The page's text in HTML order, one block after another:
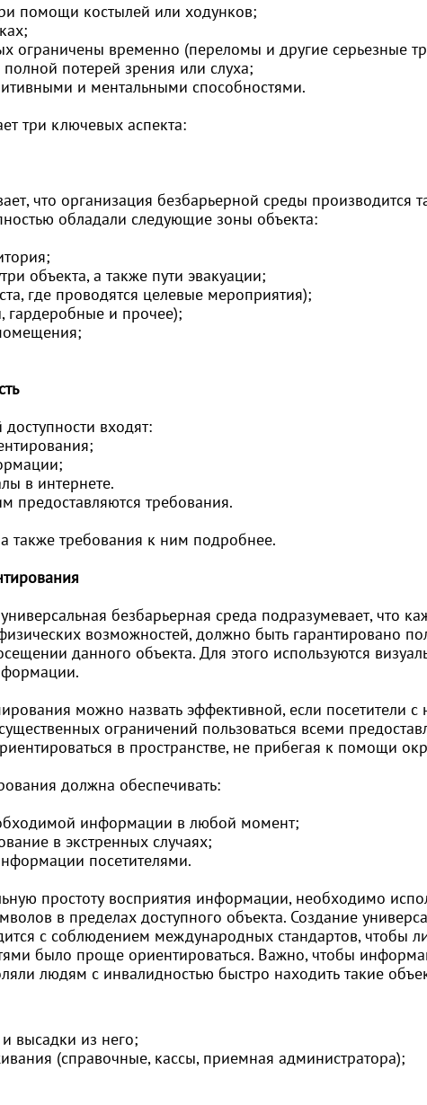
помощи костылей или ходунков;
ограничены временно (переломы и другие серьезные
потерей зрения или слуха;
и ментальными способностями.
три ключевых аспекта:
что организация безбарьерной среды производится
обладали следующие зоны объекта:
объекта, а также пути эвакуации;
где проводятся целевые мероприятия);
гардеробные и прочее);
входят:
в интернете.
предоставляются требования.
также требования к ним подробнее.
безбарьерная среда подразумевает, что
возможностей, должно быть гарантировано
данного объекта. Для этого используются
можно назвать эффективной, если посетители
ограничений пользоваться всеми
в пространстве, не прибегая к помощи
должна обеспечивать:
информации в любой момент;
в экстренных случаях;
посетителями.
простоту восприятия информации, необходимо
в пределах доступного объекта. Создание
с соблюдением международных стандартов, чтобы
было проще ориентироваться. Важно, чтобы
людям с инвалидностью быстро находить такие
высадки из него;
(справочные, кассы, приемная администратора);